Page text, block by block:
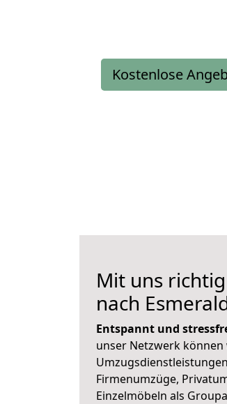
Kostenlose
Mit uns
nach
Entspannt und
unser Netzwerk
Firmenumzüge,
Einzelmöbeln als